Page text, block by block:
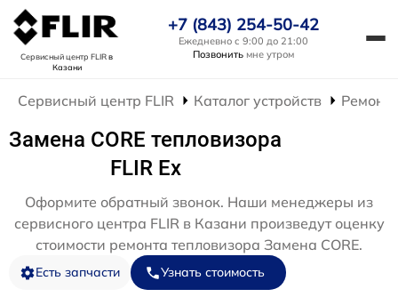
Сервисный центр FLIRв
Казани
+7 (843) 254-50-42
Ежедневно с 9:00 до 21:00
Позвонить мне утром
Сервисный центр FLIR Каталог устройств Ремонт
Замена CORE тепловизора
FLIR Ex
Оформите обратный звонок. Наши менеджеры из
сервисного центра FLIR в Казани произведут оценку
стоимости ремонта тепловизора Замена CORE.
Есть запчасти Узнать стоимость